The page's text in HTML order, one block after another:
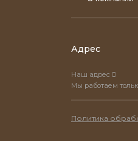
Адрес
Наш адрес
Мы работаем
Политика